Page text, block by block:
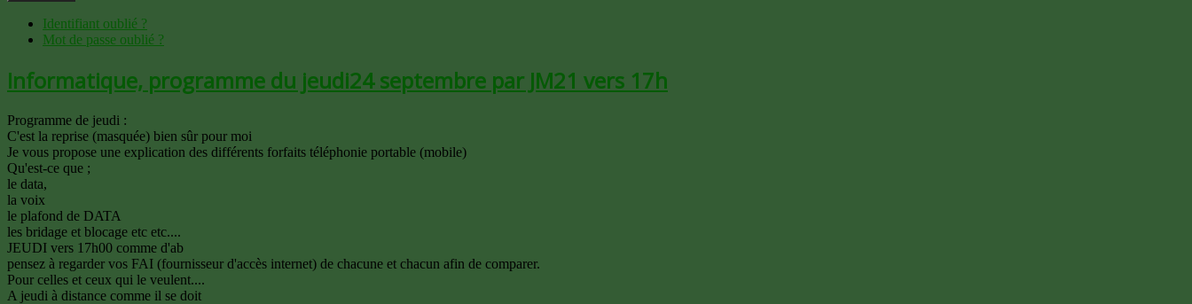
Identifiant oublié ?
Mot de passe oublié ?
Informatique, programme du jeudi24 septembre par JM21 vers 17h
Programme de jeudi :
C'est la reprise (masquée) bien sûr pour moi
Je vous propose une explication des différents forfaits téléphonie portable (mobile)
Qu'est-ce que ;
le data,
la voix
le plafond de DATA
les bridage et blocage etc etc....
JEUDI vers 17h00 comme d'ab
pensez à regarder vos FAI (fournisseur d'accès internet) de chacune et chacun afin de comparer.
Pour celles et ceux qui le veulent....
A jeudi à distance comme il se doit